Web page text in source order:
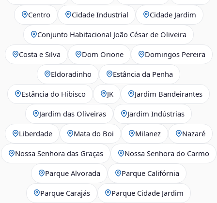
Centro Cidade Industrial Cidade Jardim
Conjunto Habitacional João César de Oliveira
Costa e Silva Dom Orione Domingos Pereira
Eldoradinho Estância da Penha
Estância do Hibisco JK Jardim Bandeirantes
Jardim das Oliveiras Jardim Indústrias
Liberdade Mata do Boi Milanez Nazaré
Nossa Senhora das Graças Nossa Senhora do Carmo
Parque Alvorada Parque Califórnia
Parque Carajás Parque Cidade Jardim